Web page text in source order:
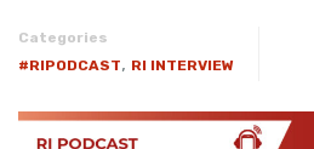
Categories
#RIPODCAST, RI INTERVIEW